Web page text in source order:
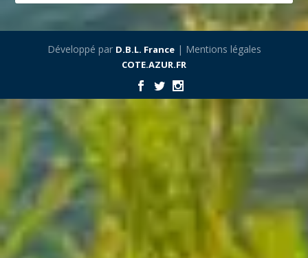
Développé par D.B.L. France| Mentions légales
COTE.AZUR.FR